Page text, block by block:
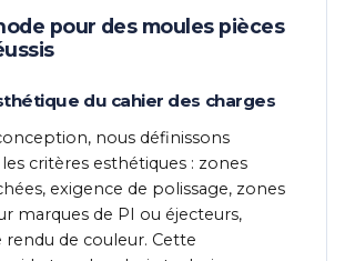
pour des moules pièces
du cahier des charges
nous définissons
critères esthétiques : zones
exigence de polissage, zones
marques de PI ou éjecteurs,
rendu de couleur. Cette